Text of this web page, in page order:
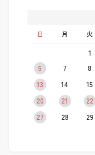
日
月 火
1
6
7 8
13
14 15
20
21 22
27
28 29